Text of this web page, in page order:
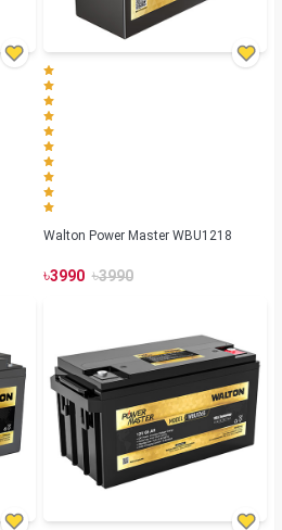
Walton Power Master WBU1218
৳3990 ৳3990